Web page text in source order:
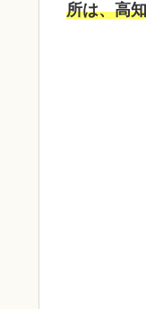
所は、高